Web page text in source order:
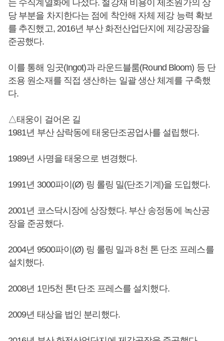
는 수직계열화에 나섰다. 철강재 비용이 제조원가의 상
당 부분을 차지한다는 점에 착안해 자체 제강 능력 확보
를 추진했고, 2016년 부산 화전산업단지에 제강공장을
준공했다.
이를 통해 잉곳(Ingot)과 라운드블룸(Round Bloom) 등 단
조용 원소재를 직접 생산하는 일괄 생산 체계를 구축했
다.
△태웅이 걸어온 길
1981년 부산 삼락동에 태웅단조공업사를 설립했다.
1989년 사명을 태웅으로 변경했다.
1991년 3000파이(Ø) 링 롤링 밀(단조기계)을 도입했다.
2001년 코스닥시장에 상장했다. 부산 송정동에 녹산공
장을 준공했다.
2004년 9500파이(Ø) 링 롤링 밀과 8천 톤 단조 프레스를
설치했다.
2008년 1만5천 톤t 단조 프레스를 설치했다.
2009년 태상을 법인 분리했다.